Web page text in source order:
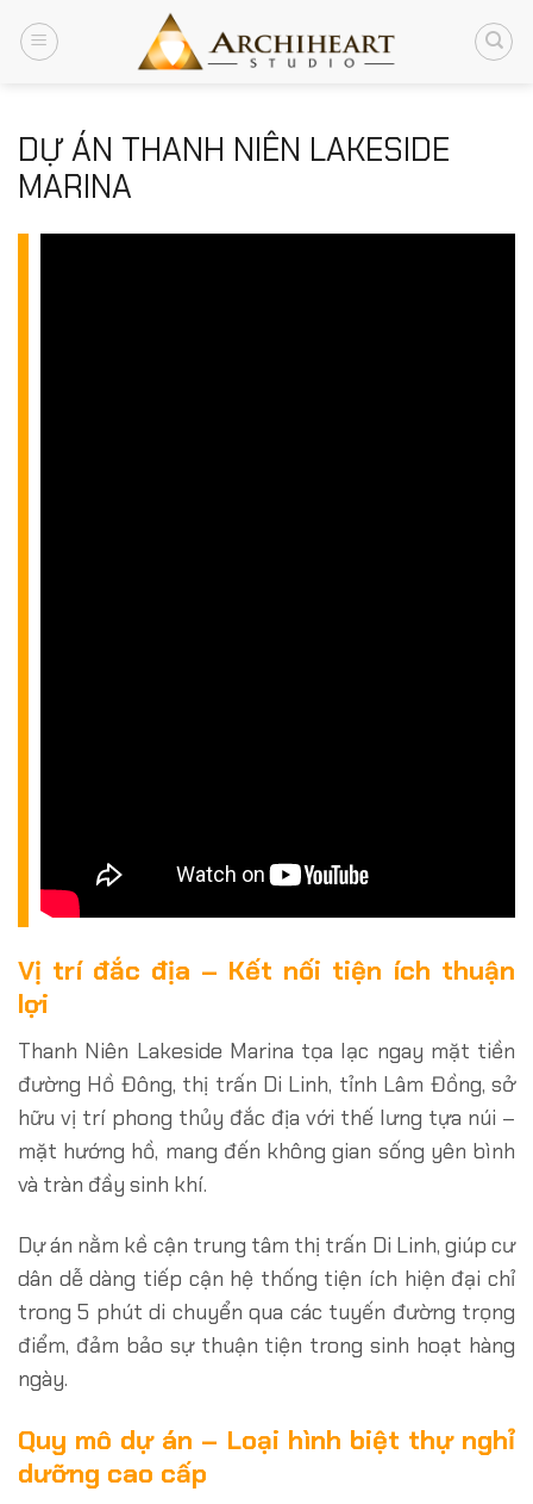
đến
DỰ ÁN THANH NIÊN LAKESIDE
MARINA
Vị trí đắc địa – Kết nối tiện ích thuận
lợi
Thanh Niên Lakeside Marina tọa lạc ngay mặt tiền
đường Hồ Đông, thị trấn Di Linh, tỉnh Lâm Đồng, sở
hữu vị trí phong thủy đắc địa với thế lưng tựa núi –
mặt hướng hồ, mang đến không gian sống yên bình
và tràn đầy sinh khí.
Dự án nằm kề cận trung tâm thị trấn Di Linh, giúp cư
dân dễ dàng tiếp cận hệ thống tiện ích hiện đại chỉ
trong 5 phút di chuyển qua các tuyến đường trọng
điểm, đảm bảo sự thuận tiện trong sinh hoạt hàng
ngày.
Quy mô dự án – Loại hình biệt thự nghỉ
dưỡng cao cấp